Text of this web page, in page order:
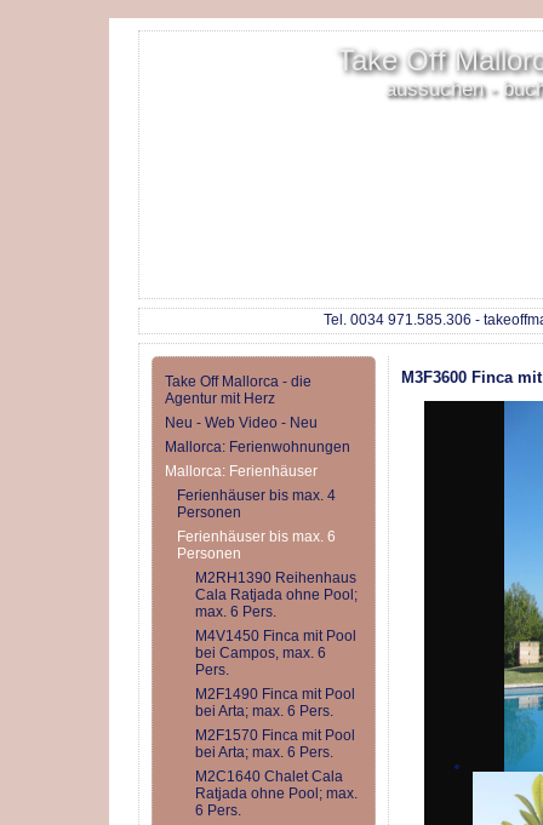
Take Off
aussuchen -
Tel. 0034 971.585.306 -
Take Off Mallorca - die
Agentur mit Herz
Neu - Web Video - Neu
Mallorca: Ferienwohnungen
Mallorca: Ferienhäuser
Ferienhäuser bis max. 4
Personen
Ferienhäuser bis max. 6
Personen
M2RH1390 Reihenhaus
Cala Ratjada ohne Pool;
max. 6 Pers.
M4V1450 Finca mit Pool
bei Campos, max. 6
Pers.
M2F1490 Finca mit Pool
bei Arta; max. 6 Pers.
M2F1570 Finca mit Pool
bei Arta; max. 6 Pers.
M2C1640 Chalet Cala
Ratjada ohne Pool; max.
6 Pers.
M3F3600 Finca